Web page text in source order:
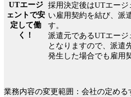
UTエージ
ェントで安
定して働
く！
採用決定後はUTエー
い雇用契約を結び、派
す。
派遣元であるUTエージ
となりますので、派遣
発生した場合でも雇用
業務内容の変更範囲：会社の定める